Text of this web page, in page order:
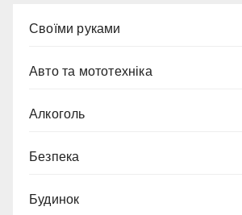
Cвоїми руками
Авто та мототехніка
Алкоголь
Безпека
Будинок